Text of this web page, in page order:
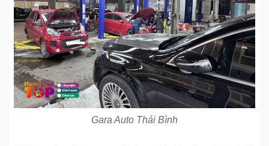
Gara Auto Thái Bình